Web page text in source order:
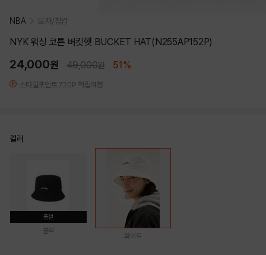
NBA 모자/장갑
NYK 워싱 코튼 버킷햇 BUCKET HAT(N255AP152P)
24,000원 49,000원 51%
스타일포인트 720P 적립예정
컬러
품절
블랙
화이트